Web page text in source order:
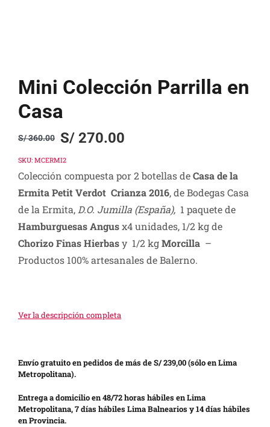
Mini Colección Parrilla en
Casa
S/360.00
Original
price
was:
S/ 360.00.
S/270.00
Current
price
is:
S/ 270.00.
SKU: MCERMI2
Colección compuesta por 2 botellas deCasa de la
Ermita Petit Verdot Crianza 2016, de Bodegas Casa
de la Ermita, D.O. Jumilla (España), 1 paquete de
Hamburguesas Angusx4 unidades, 1/2 kg de
Chorizo Finas Hierbasy 1/2 kgMorcilla –
Productos 100% artesanales de Balerno.
Ver la descripción completa
Envío gratuito en pedidos de más de S/ 239,00 (sólo en Lima
Metropolitana).
Entrega a domicilio en 48/72 horas hábiles en Lima
Metropolitana, 7 días hábiles Lima Balnearios y 14 días hábiles
en Provincia.